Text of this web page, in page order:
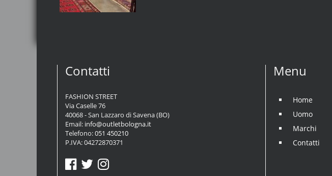
Contatti
FASHION STREET
Via Caselle 76
40068 - San Lazzaro di Savena (BO)
Email: info@outletbologna.it
Telefono:051 450210
P.IVA: 04272870371
Menu
Home
Uomo
Marchi
Contatti